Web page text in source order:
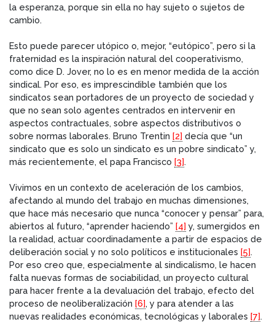
la esperanza, porque sin ella no hay sujeto o sujetos de
cambio.
Esto puede parecer utópico o, mejor, “eutópico”, pero si la
fraternidad es la inspiración natural del cooperativismo,
como dice D. Jover, no lo es en menor medida de la acción
sindical. Por eso, es imprescindible también que los
sindicatos sean portadores de un proyecto de sociedad y
que no sean solo agentes centrados en intervenir en
aspectos contractuales, sobre aspectos distributivos o
sobre normas laborales. Bruno Trentin [2] decía que “un
sindicato que es solo un sindicato es un pobre sindicato” y,
más recientemente, el papa Francisco [3].
Vivimos en un contexto de aceleración de los cambios,
afectando al mundo del trabajo en muchas dimensiones,
que hace más necesario que nunca “conocer y pensar” para,
abiertos al futuro, “aprender haciendo” [4] y, sumergidos en
la realidad, actuar coordinadamente a partir de espacios de
deliberación social y no solo políticos e institucionales [5].
Por eso creo que, especialmente al sindicalismo, le hacen
falta nuevas formas de sociabilidad, un proyecto cultural
para hacer frente a la devaluación del trabajo, efecto del
proceso de neoliberalización [6], y para atender a las
nuevas realidades económicas, tecnológicas y laborales [7].